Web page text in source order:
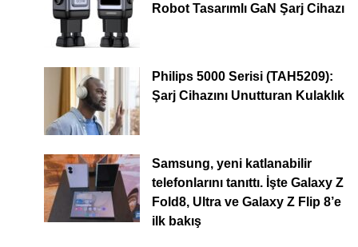
Robot Tasarımlı GaN Şarj Cihazı
Philips 5000 Serisi (TAH5209):
Şarj Cihazını Unutturan Kulaklık
Samsung, yeni katlanabilir
telefonlarını tanıttı. İşte Galaxy Z
Fold8, Ultra ve Galaxy Z Flip 8’e
ilk bakış